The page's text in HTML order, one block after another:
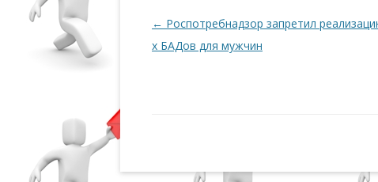
Навигация по записям
← Роспотребнадзор запретил
х БАДов для мужчин